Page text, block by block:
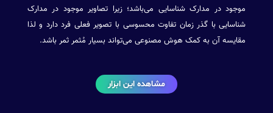
موجود در مدارک شناسایی می‌باشد؛ زیرا تصاویر موجود در مدارک
شناسایی با گذر زمان تفاوت محسوسی با تصویر فعلی فرد دارد و لذا
مقایسه آن به کمک هوش مصنوعی می‌تواند بسیار مُثمر ثمر باشد.
مشاهده این ابزار